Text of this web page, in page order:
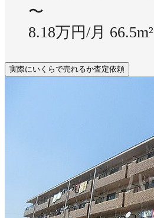
〜
8.18万円/月 66.5m²
実際にいくらで売れるか査定依頼